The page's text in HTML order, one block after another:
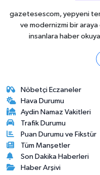
gazetesescom, yepyeni
ve modernizmi bir araya
insanlara haber
Nöbetçi Eczaneler
Hava Durumu
Aydin Namaz Vakitleri
Trafik Durumu
Puan Durumu ve Fikstür
Tüm Manşetler
Son Dakika Haberleri
Haber Arşivi